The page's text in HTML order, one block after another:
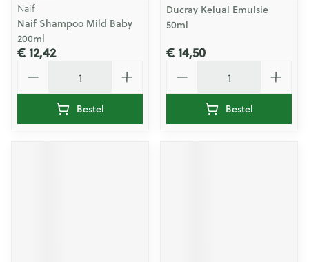
Naif
Naif Shampoo Mild Baby
200ml
€ 12,42
Bestel
Ducray Kelual Emulsie
50ml
€ 14,50
Bestel